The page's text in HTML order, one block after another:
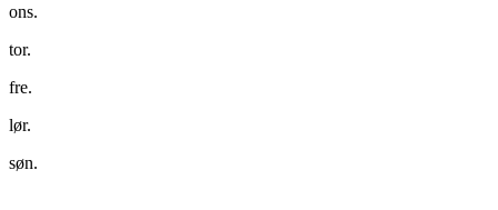
ons.
tor.
fre.
lør.
søn.